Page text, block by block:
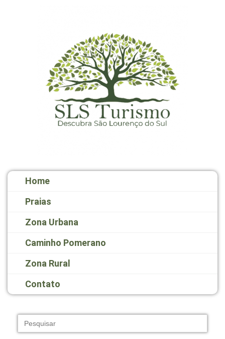
Home
Praias
Zona Urbana
Caminho Pomerano
Zona Rural
Contato
Search
for: